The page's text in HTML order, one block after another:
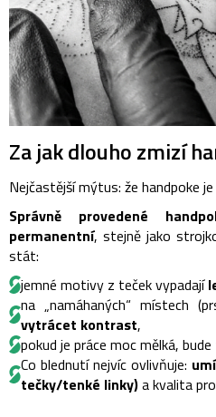
Za jak dlouho zmizí
Nejčastější mýtus: že handpoke je
Správně provedené
permanentní, stejně jako
stát:
jemné motivy z teček vypadají
na „namáhaných“ místech
vytrácet kontrast,
pokud je práce moc mělká,
Co blednutí nejvíc ovlivňuje:
tečky/tenké linky)a kvalita